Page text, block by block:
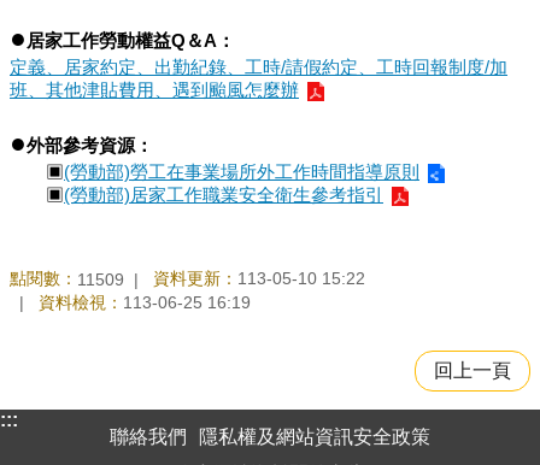
● 居家工作勞動權益Q＆A：
定義、居家約定、出勤紀錄、工時/請假約定、工時回報制度/加
班、其他津貼費用、遇到颱風怎麼辦
●外部參考資源：
▣(勞動部)勞工在事業場所外工作時間指導原則
▣(勞動部)居家工作職業安全衛生參考指引
點閱數： 11509 資料更新： 113-05-10 15:22
資料檢視： 113-06-25 16:19
回上一頁
:::
聯絡我們
隱私權及網站資訊安全政策